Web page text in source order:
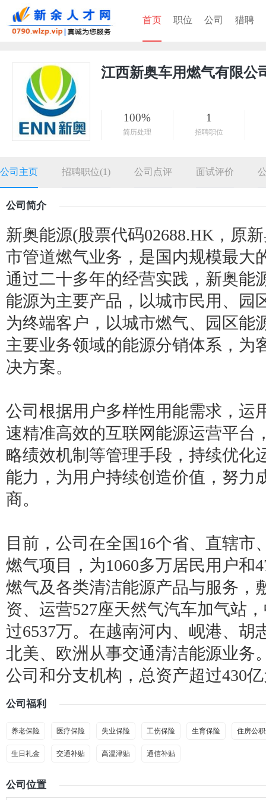
首页 职位 公司 猎聘
江西新奥车用燃气有限公
100%
简历处理
1
招聘职位
公司主页 招聘职位(1) 公司点评 面试评价
公司简介
新奥能源(股票代码02688.HK，原
市管道燃气业务，是国内规模最大
通过二十多年的经营实践，新奥能
能源为主要产品，以城市民用、园
为终端客户，以城市燃气、园区能
主要业务领域的能源分销体系，为
决方案。
公司根据用户多样性用能需求，运
速精准高效的互联网能源运营平台
略绩效机制等管理手段，持续优化
能力，为用户持续创造价值，努力
商。
目前，公司在全国16个省、直辖市
燃气项目，为1060多万居民用户和
燃气及各类清洁能源产品与服务，
资、运营527座天然气汽车加气站
过6537万。在越南河内、岘港、胡
北美、欧洲从事交通清洁能源业务
公司和分支机构，总资产超过430
公司福利
养老保险 医疗保险 失业保险 工伤保险 生育保险 住房公
生日礼金 交通补贴 高温津贴 通信补贴
公司位置